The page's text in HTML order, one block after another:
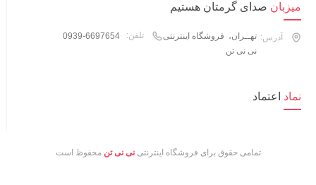
میزبان صدای گرمتان هستیم
آدرس: تهــران، فروشگاه اینترنتی
نی نی تن
تلفن: 0939-6697654
نماد اعتماد
تمامی حقوق برای فروشگاه اینترنتینی نی تن محفوظ است